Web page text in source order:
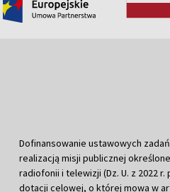
Dofinansowanie ustawowych
realizacją misji publicznej
radiofonii i telewizji (Dz. U. z 2022
dotacji celowej, o której mowa w